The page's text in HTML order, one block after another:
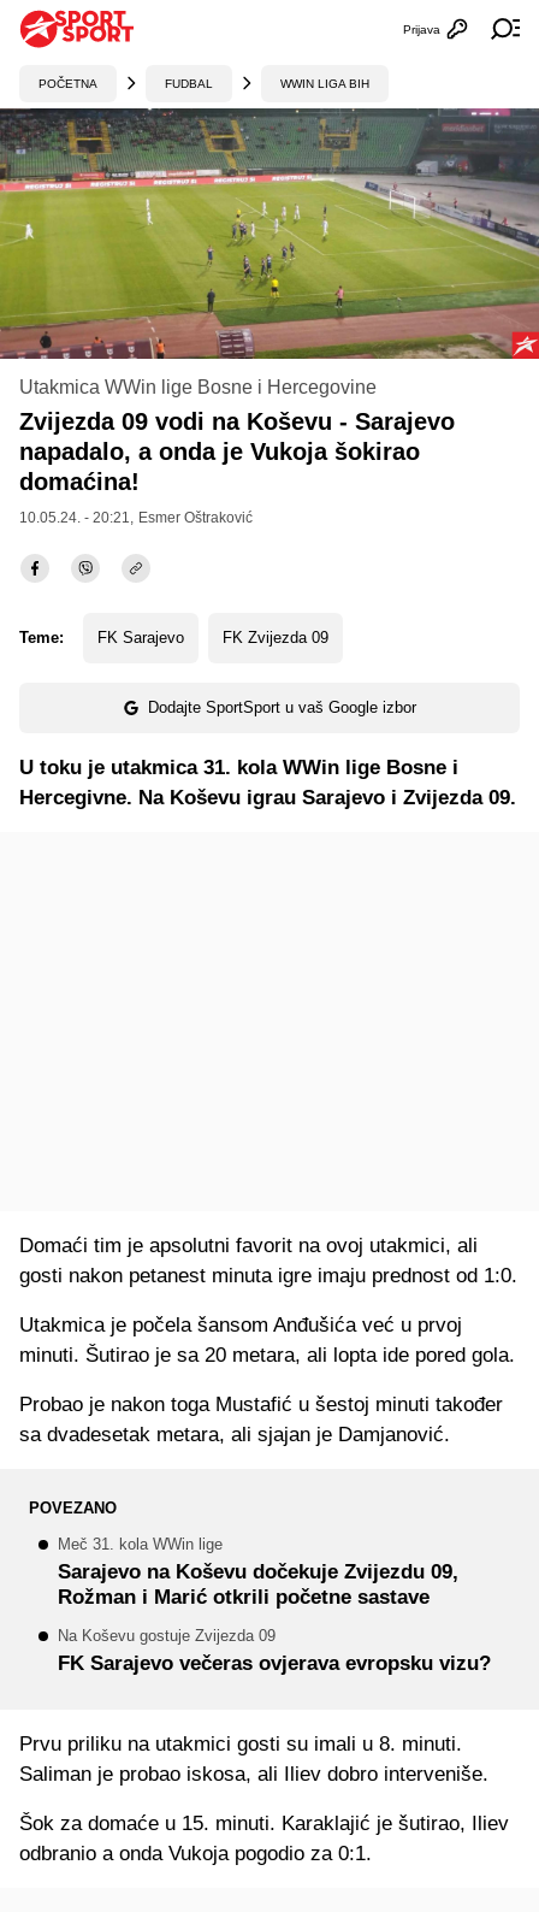
Otvori
Prijava
POČETNA FUDBAL WWIN LIGA BIH
Utakmica WWin lige Bosne i Hercegovine
Zvijezda 09 vodi na Koševu - Sarajevo
napadalo, a onda je Vukoja šokirao
domaćina!
10.05.24. - 20:21, Esmer Oštraković
Teme: FK Sarajevo FK Zvijezda 09
Dodajte SportSport u vaš Google izbor
U toku je utakmica 31. kola WWin lige Bosne i
Hercegivne. Na Koševu igrau Sarajevo i Zvijezda 09.
Domaći tim je apsolutni favorit na ovoj utakmici, ali
gosti nakon petanest minuta igre imaju prednost od 1:0.
Utakmica je počela šansom Anđušića već u prvoj
minuti. Šutirao je sa 20 metara, ali lopta ide pored gola.
Probao je nakon toga Mustafić u šestoj minuti također
sa dvadesetak metara, ali sjajan je Damjanović.
POVEZANO
Meč 31. kola WWin lige
Sarajevo na Koševu dočekuje Zvijezdu 09,
Rožman i Marić otkrili početne sastave
Na Koševu gostuje Zvijezda 09
FK Sarajevo večeras ovjerava evropsku vizu?
Prvu priliku na utakmici gosti su imali u 8. minuti.
Saliman je probao iskosa, ali Iliev dobro interveniše.
Šok za domaće u 15. minuti. Karaklajić je šutirao, Iliev
odbranio a onda Vukoja pogodio za 0:1.